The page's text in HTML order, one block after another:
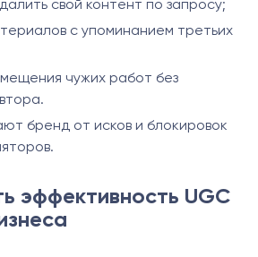
свой контент по запросу;
с упоминанием третьих
чужих работ без
бренд от исков и блокировок
эффективность UGC